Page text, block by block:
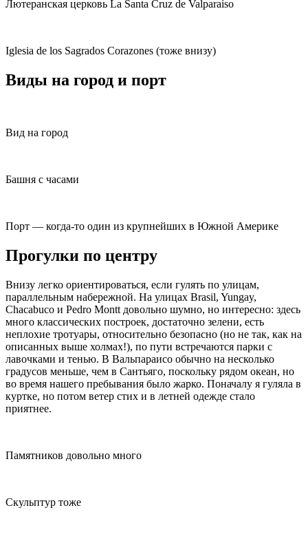
Лютеранская церковь La Santa Cruz de Valparaíso
Iglesia de los Sagrados Corazones (тоже внизу)
Виды на город и порт
Вид на город
Башня с часами
Порт — когда-то один из крупнейших в Южной Америке
Прогулки по центру
Внизу легко ориентироваться, если гулять по улицам,
параллельным набережной. На улицах Brasil, Yungay,
Chacabuco и Pedro Montt довольно шумно, но интересно: здесь
много классических построек, достаточно зелени, есть
неплохие тротуары, относительно безопасно (но не так, как на
описанных выше холмах!), по пути встречаются парки с
лавочками и тенью. В Вальпараисо обычно на несколько
градусов меньше, чем в Сантьяго, поскольку рядом океан, но
во время нашего пребывания было жарко. Поначалу я гуляла в
куртке, но потом ветер стих и в летней одежде стало
приятнее.
Памятников довольно много
Скульптур тоже